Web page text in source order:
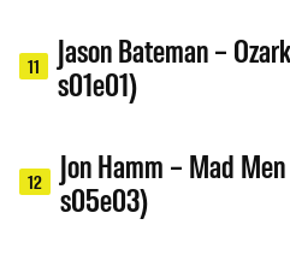
11
Jason Bateman –
s01e01)
12
Jon Hamm – Mad
s05e03)